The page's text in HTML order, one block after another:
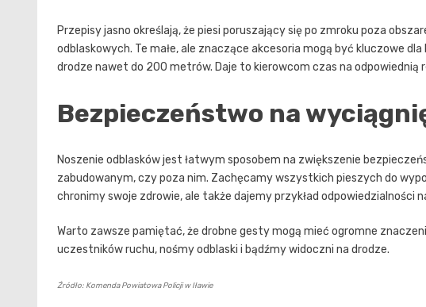
Przepisy jasno określają, że piesi poruszający się po zmroku poza
odblaskowych. Te małe, ale znaczące akcesoria mogą być kluczowe
drodze nawet do 200 metrów. Daje to kierowcom czas na odpowiednią
Bezpieczeństwo na
Noszenie odblasków jest łatwym sposobem na zwiększenie
zabudowanym, czy poza nim. Zachęcamy wszystkich pieszych do
chronimy swoje zdrowie, ale także dajemy przykład odpowiedzialności
Warto zawsze pamiętać, że drobne gesty mogą mieć ogromne
uczestników ruchu, nośmy odblaski i bądźmy widoczni na drodze.
Źródło: Komenda Powiatowa Policji w Iławie